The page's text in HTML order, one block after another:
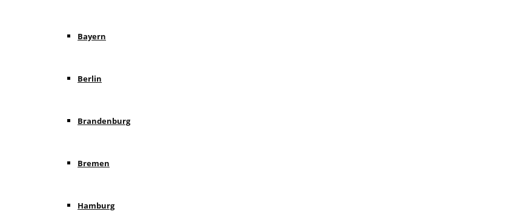
Bayern
Berlin
Brandenburg
Bremen
Hamburg